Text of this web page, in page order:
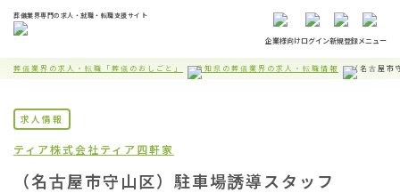
葬儀業界専門の求人・就職・転職支援サイト
企業様向けログイン新規登録メニュー
葬儀業界の求人・転職「葬儀のおしごと」 愛知県の葬儀業界の求人・転職情報 （名古屋市
求人情報
ティア株式会社ティア四軒家
（名古屋市守山区）駐車場誘導スタッフ